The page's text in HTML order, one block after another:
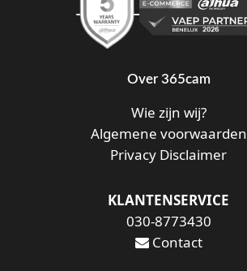
Over 365cam
Wie zijn wij?
Algemene voorwaarden
Privacy Disclaimer
KLANTENSERVICE
030-8773430
Contact